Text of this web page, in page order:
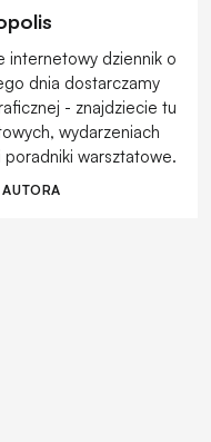
internetowy dziennik o
dnia dostarczamy
- znajdziecie tu
wydarzeniach
warsztatowe.